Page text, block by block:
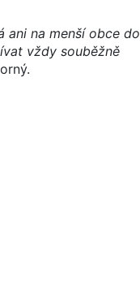
ani na menší obce do
vždy souběžně